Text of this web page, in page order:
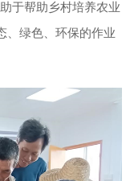
于帮助乡村培养农业
、绿色、环保的作业